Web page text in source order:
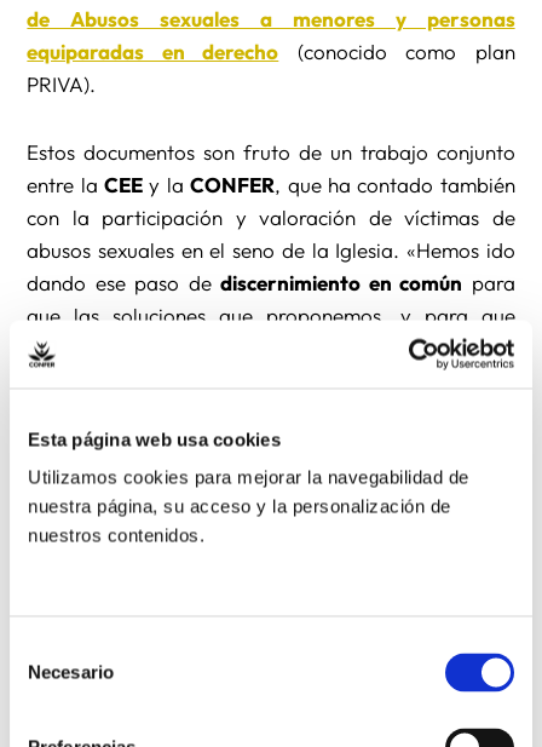
Esta página web usa cookies
Utilizamos cookies para mejorar la navegabilidad de
nuestra página, su acceso y la personalización de
nuestros contenidos.
Necesario
de Abusos sexuales a menores y personas
equiparadas en derecho (conocido como plan
PRIVA).
Estos documentos son fruto de un trabajo conjunto
entre laCEE y laCONFER, que ha contado también
con la participación y valoración de víctimas de
abusos sexuales en el seno de la Iglesia. «Hemos ido
dando ese paso dediscernimiento en común para
que las soluciones que proponemos, y para que
también el trabajo con aquellos que más sufren,
Con las víctimas
Uno de los aspectos esenciales de todo este trabajo
perdido, el objetivo son las víctimas», argumentó.
«Ellas son el centro de nuestro trabajo,
de nuestro